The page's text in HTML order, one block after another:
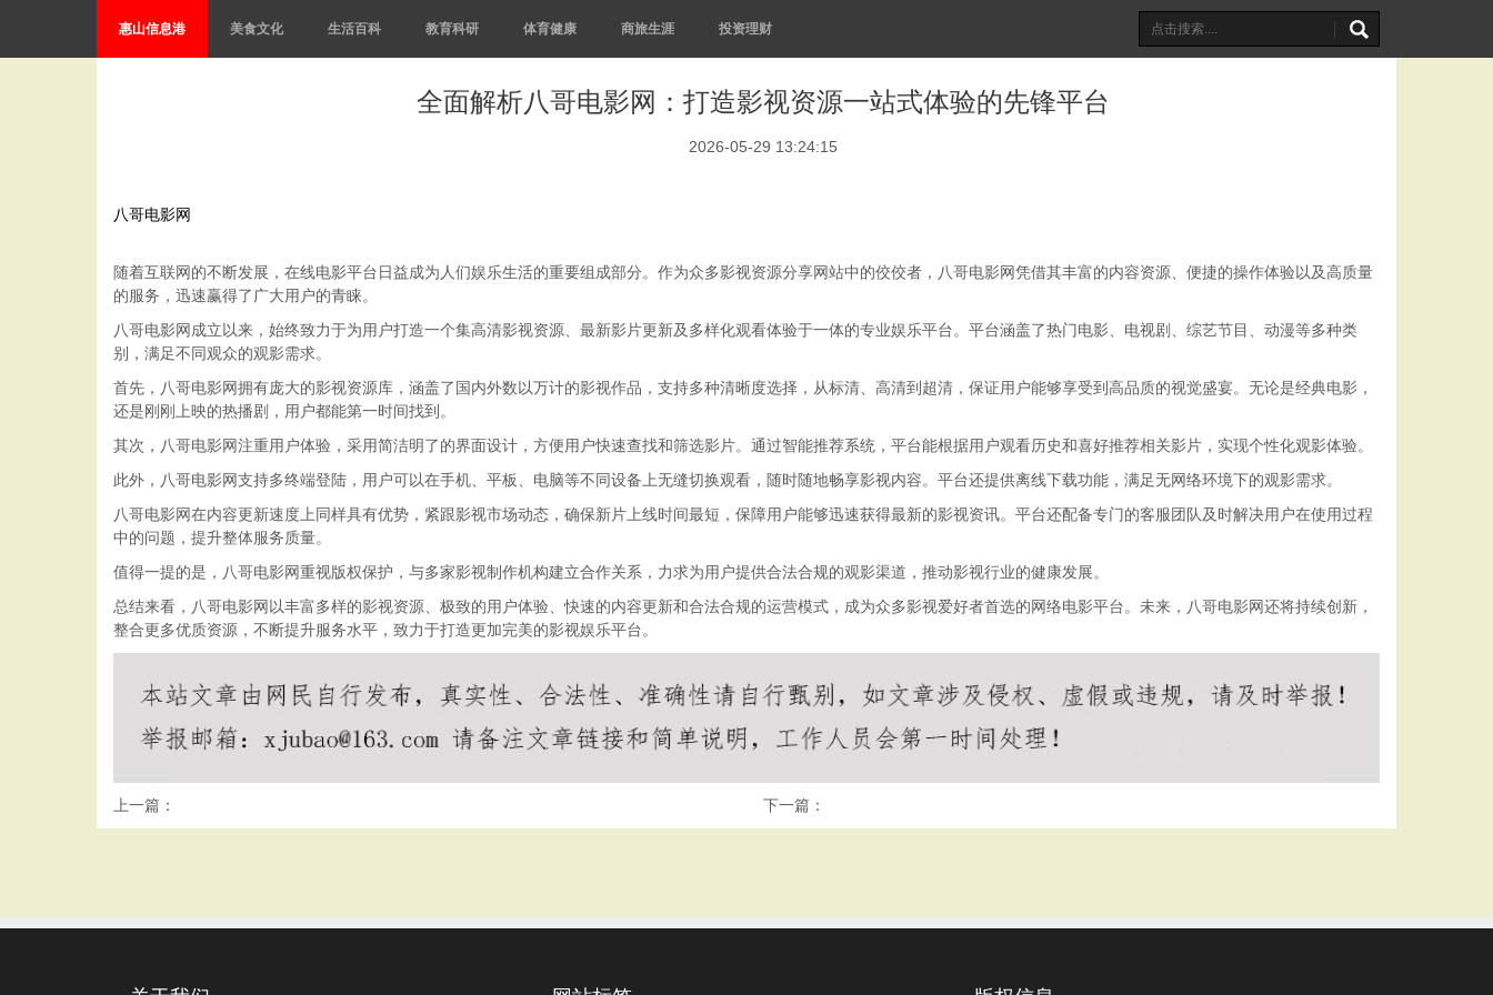
惠山信息港 美食文化 生活百科 教育科研 体育健康 商旅生涯 投资理财
全面解析八哥电影网：打造影视资源一站式体验的先锋平台
2026-05-29 13:24:15
八哥电影网
随着互联网的不断发展，在线电影平台日益成为人们娱乐生活的重要组成部分。作为众多影视资源分享网站中的佼佼者，八哥电影网凭借其丰富的内容资源、便捷的操作体验以及高质量
的服务，迅速赢得了广大用户的青睐。
八哥电影网成立以来，始终致力于为用户打造一个集高清影视资源、最新影片更新及多样化观看体验于一体的专业娱乐平台。平台涵盖了热门电影、电视剧、综艺节目、动漫等多种类
别，满足不同观众的观影需求。
首先，八哥电影网拥有庞大的影视资源库，涵盖了国内外数以万计的影视作品，支持多种清晰度选择，从标清、高清到超清，保证用户能够享受到高品质的视觉盛宴。无论是经典电影，
还是刚刚上映的热播剧，用户都能第一时间找到。
其次，八哥电影网注重用户体验，采用简洁明了的界面设计，方便用户快速查找和筛选影片。通过智能推荐系统，平台能根据用户观看历史和喜好推荐相关影片，实现个性化观影体验。
此外，八哥电影网支持多终端登陆，用户可以在手机、平板、电脑等不同设备上无缝切换观看，随时随地畅享影视内容。平台还提供离线下载功能，满足无网络环境下的观影需求。
八哥电影网在内容更新速度上同样具有优势，紧跟影视市场动态，确保新片上线时间最短，保障用户能够迅速获得最新的影视资讯。平台还配备专门的客服团队及时解决用户在使用过程
中的问题，提升整体服务质量。
值得一提的是，八哥电影网重视版权保护，与多家影视制作机构建立合作关系，力求为用户提供合法合规的观影渠道，推动影视行业的健康发展。
总结来看，八哥电影网以丰富多样的影视资源、极致的用户体验、快速的内容更新和合法合规的运营模式，成为众多影视爱好者首选的网络电影平台。未来，八哥电影网还将持续创新，
整合更多优质资源，不断提升服务水平，致力于打造更加完美的影视娱乐平台。
上一篇： 下一篇：